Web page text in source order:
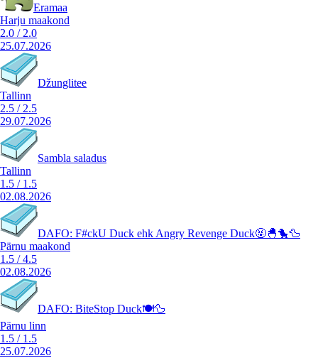
Eramaa
Harju maakond
2.0 / 2.0
25.07.2026
Džunglitee
Tallinn
2.5 / 2.5
29.07.2026
Sambla saladus
Tallinn
1.5 / 1.5
02.08.2026
DAFO: F#ckU Duck ehk Angry Revenge Duck🤬🐣🐤🦆
Pärnu maakond
1.5 /4.5
02.08.2026
DAFO: BiteStop Duck🍽️🦆
Pärnu linn
1.5 / 1.5
25.07.2026